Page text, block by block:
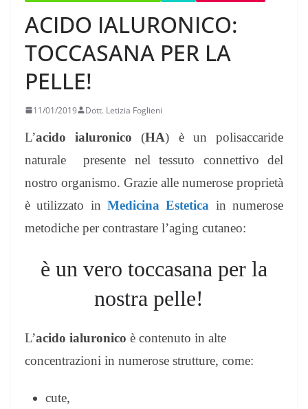
ACIDO IALURONICO:
TOCCASANA PER LA
PELLE!
11/01/2019 Dott. Letizia Foglieni
L’acido ialuronico (HA) è un polisaccaride
naturale presente nel tessuto connettivo del
nostro organismo. Grazie alle numerose proprietà
è utilizzato in Medicina Estetica in numerose
metodiche per contrastare l’aging cutaneo:
è un vero toccasana per la
nostra pelle!
L’acido ialuronico è contenuto in alte
concentrazioni in numerose strutture, come:
cute,